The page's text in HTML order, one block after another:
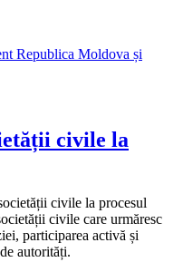
Republica Moldova și
civile la
civile la procesul
civile care urmăresc
participarea activă și
autorități.